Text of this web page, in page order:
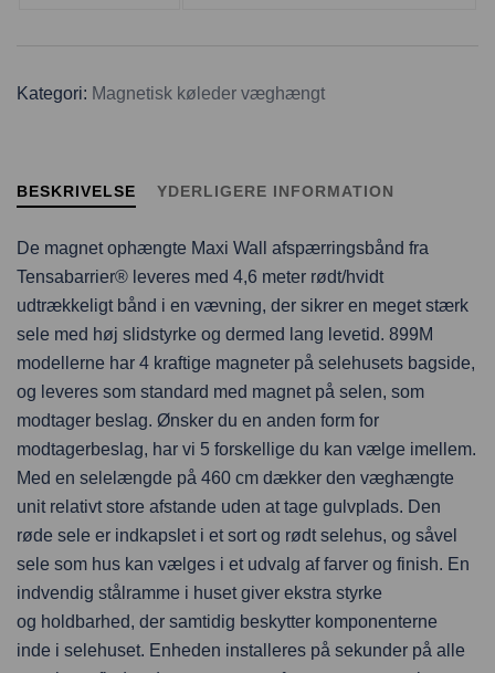
Kategori: Magnetisk køleder væghængt
BESKRIVELSE YDERLIGERE INFORMATION
De magnet ophængte Maxi Wall afspærringsbånd fra
Tensabarrier® leveres med 4,6 meter rødt/hvidt
udtrækkeligt bånd i en vævning, der sikrer en meget stærk
sele med høj slidstyrke og dermed lang levetid. 899M
modellerne har 4 kraftige magneter på selehusets bagside,
og leveres som standard med magnet på selen, som
modtager beslag. Ønsker du en anden form for
modtagerbeslag, har vi 5 forskellige du kan vælge imellem.
Med en selelængde på 460 cm dækker den væghængte
unit relativt store afstande uden at tage gulvplads. Den
røde sele er indkapslet i et sort og rødt selehus, og såvel
sele som hus kan vælges i et udvalg af farver og finish. En
indvendig stålramme i huset giver ekstra styrke
og holdbarhed, der samtidig beskytter komponenterne
inde i selehuset. Enheden installeres på sekunder på alle